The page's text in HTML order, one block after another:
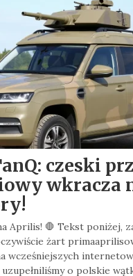
czeski
wkracza
Aprilis! 🛑 Tekst poniżej,
żart
wcześniejszych
o polskie